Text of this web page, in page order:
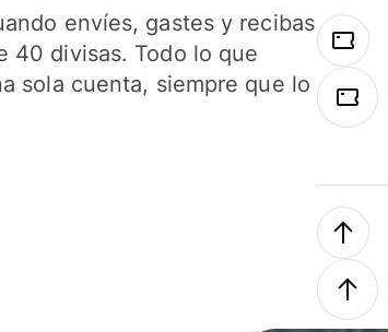
envíes, gastes y recibas
40 divisas. Todo lo que
sola cuenta, siempre que lo